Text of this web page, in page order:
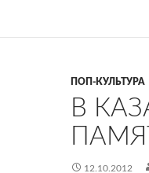
ПОП-КУЛЬТУРА
В
12.10.2012